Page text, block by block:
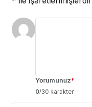
Yorumunuz*
0/30 karakter